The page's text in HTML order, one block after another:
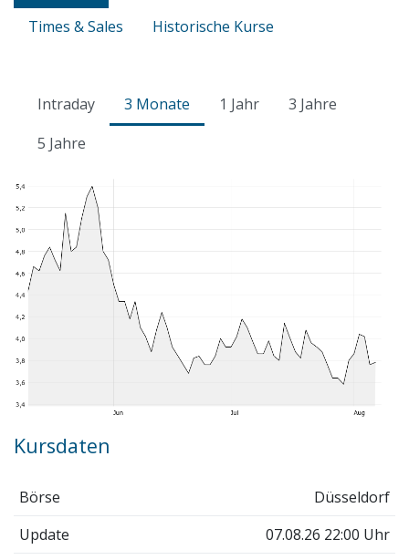
Times & Sales
Historische Kurse
Intraday 3 Monate 1 Jahr
3 Jahre
5 Jahre
Kursdaten
Börse
Düsseldorf
Update
07.08.26 22:00 Uhr